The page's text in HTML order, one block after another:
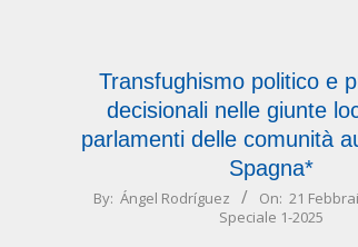
Transfughismo politico e
decisionali nelle giunte
parlamenti delle comunità
Spagna*
2025-
By: Ángel Rodríguez On: 21
Speciale 1-2025